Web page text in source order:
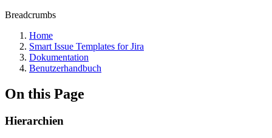
Breadcrumbs
Home
Smart Issue Templates for Jira
Dokumentation
Benutzerhandbuch
On this Page
Hierarchien